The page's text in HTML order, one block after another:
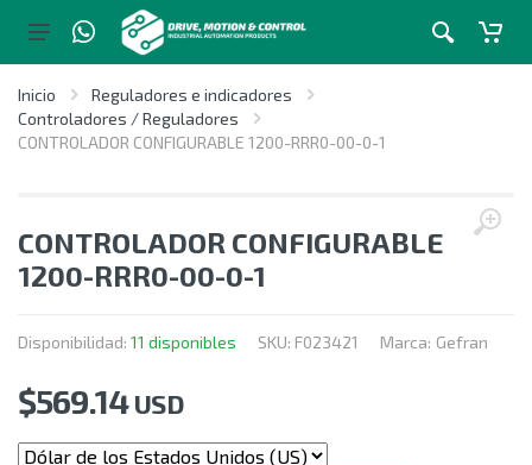
Inicio
Reguladores e indicadores
Controladores / Reguladores
CONTROLADOR CONFIGURABLE 1200-RRR0-00-0-1
CONTROLADOR CONFIGURABLE
1200-RRR0-00-0-1
Disponibilidad: 11 disponibles SKU: F023421 Marca: Gefran
$569.14USD